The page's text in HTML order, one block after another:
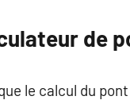
de
le calcul du